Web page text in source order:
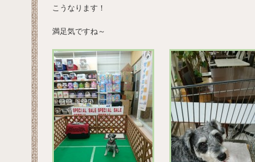
こうなります！
満足気ですね～